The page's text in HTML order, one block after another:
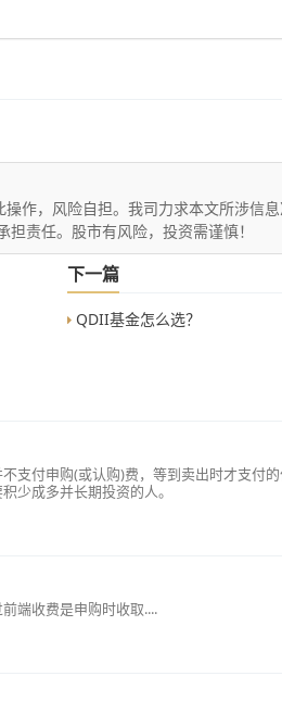
作，风险自担。我司力求本文所涉信
责任。股市有风险，投资需谨慎！
下一篇
QDII基金怎么选？
支付申购(或认购)费，等到卖出时才支付
少成多并长期投资的人。
端收费是申购时收取....